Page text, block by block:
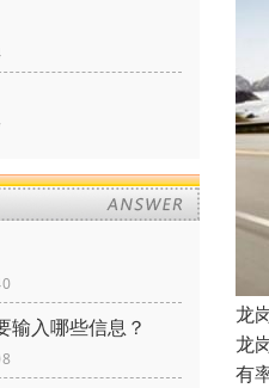
输入哪些信息？
龙
龙
有